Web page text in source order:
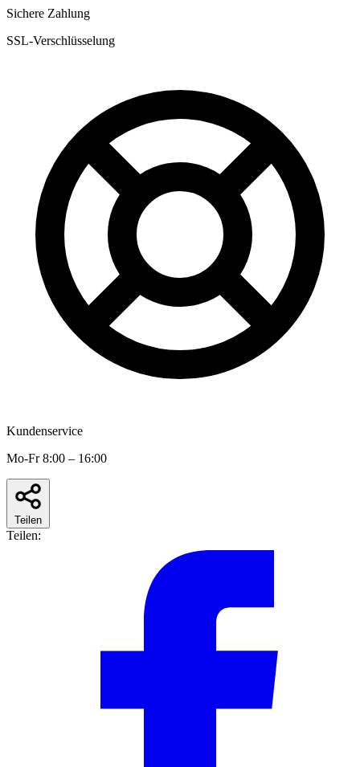
Sichere Zahlung
SSL-Verschlüsselung
Kundenservice
Mo-Fr 8:00 – 16:00
Teilen
Teilen: